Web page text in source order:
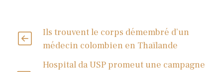
Ils trouvent le corps démembré d’un
médecin colombien en Thaïlande
Hospital da USP promeut une campagne